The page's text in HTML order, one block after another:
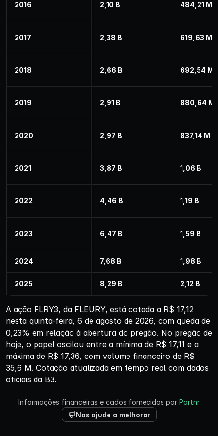
2016 2,10 B 484,21 M
2017 2,38 B 619,63 M
2018 2,66 B 692,54 M
2019 2,91 B 880,64 M
2020 2,97 B 837,14 M
2021 3,87 B 1,06 B
2022 4,46 B 1,19 B
2023 6,47 B 1,59 B
2024 7,68 B 1,98 B
2025 8,29 B 2,12 B
A ação FLRY3, da FLEURY, está cotada a R$ 17,12
nesta quinta-feira, 6 de agosto de 2026, com queda de
0,23% em relação à abertura do pregão. No pregão de
hoje, o papel oscilou entre a mínima de R$ 17,11 e a
máxima de R$ 17,36, com volume financeiro de R$
35,6 M. Cotação atualizada em tempo real com dados
oficiais da B3.
Informações financeiras e dados fornecidos por Partnr
Nos ajude a melhorar